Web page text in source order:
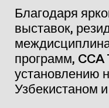
Благодаря
выставок,
программ, CCA
установлению
Узбекистаном